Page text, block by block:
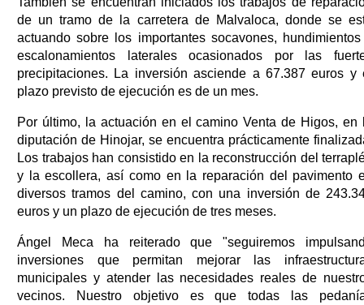
de un tramo de la carretera de Malvaloca, donde se
actuando sobre los importantes socavones,
escalonamientos laterales ocasionados por las
precipitaciones. La inversión asciende a 67.387 euros y
plazo previsto de ejecución es de un mes.
Por último, la actuación en el camino Venta de Higos, en
diputación de Hinojar, se encuentra prácticamente
Los trabajos han consistido en la reconstrucción del
y la escollera, así como en la reparación del pavimento
diversos tramos del camino, con una inversión de
euros y un plazo de ejecución de tres meses.
Ángel Meca ha reiterado que "seguiremos
inversiones que permitan mejorar las
municipales y atender las necesidades reales de
vecinos. Nuestro objetivo es que todas las